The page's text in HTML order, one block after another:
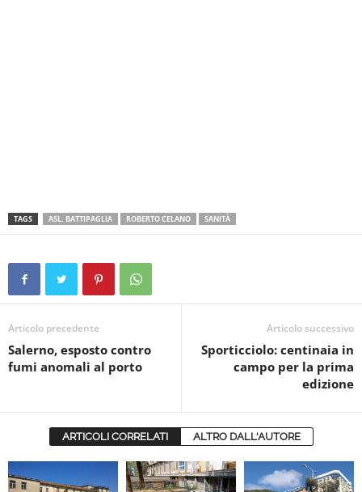
TAGS ASL. BATTIPAGLIA ROBERTO CELANO SANITÀ
Articolo precedente
Salerno, esposto contro
fumi anomali al porto
Articolo successivo
Sporticciolo: centinaia in
campo per la prima
edizione
ARTICOLI CORRELATI ALTRO DALL'AUTORE